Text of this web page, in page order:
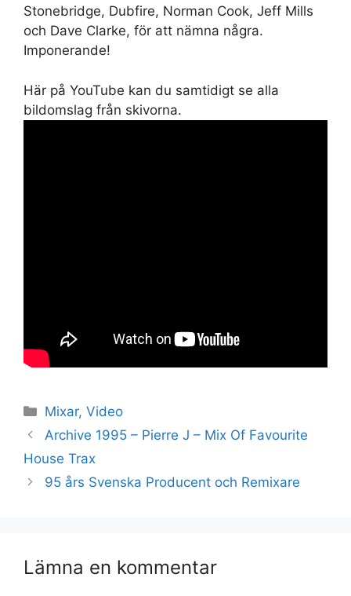
Stonebridge, Dubfire, Norman Cook, Jeff Mills
och Dave Clarke, för att nämna några.
Imponerande!
Här på YouTube kan du samtidigt se alla
bildomslag från skivorna.
Kategorier
Mixar,Video
Archive 1995 – Pierre J – Mix Of Favourite
House Trax
95 års Svenska Producent och Remixare
Lämna en kommentar